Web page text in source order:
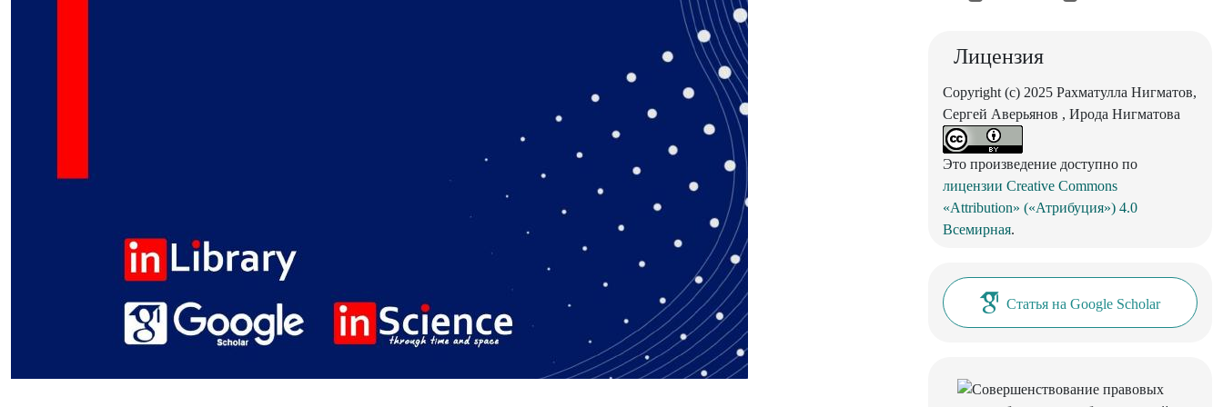
Лицензия
Copyright (c) 2025 Рахматулла Нигматов,
Сергей Аверьянов , Ирода Нигматова
Это произведение доступно по
лицензии Creative Commons
«Attribution» («Атрибуция») 4.0
Всемирная.
Статья на Google Scholar